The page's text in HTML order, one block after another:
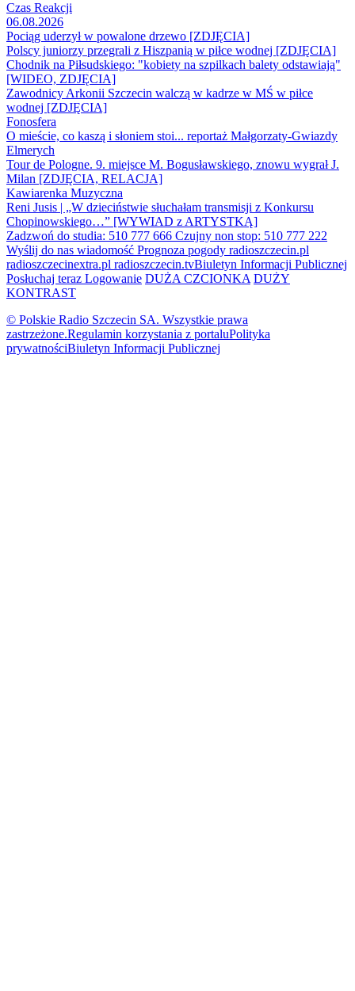
Czas Reakcji
06.08.2026
Pociąg uderzył w powalone drzewo [ZDJĘCIA]
Polscy juniorzy przegrali z Hiszpanią w piłce wodnej [ZDJĘCIA]
Chodnik na Piłsudskiego: "kobiety na szpilkach balety odstawiają"
[WIDEO, ZDJĘCIA]
Zawodnicy Arkonii Szczecin walczą w kadrze w MŚ w piłce
wodnej [ZDJĘCIA]
Fonosfera
O mieście, co kaszą i słoniem stoi... reportaż Małgorzaty-Gwiazdy
Elmerych
Tour de Pologne. 9. miejsce M. Bogusławskiego, znowu wygrał J.
Milan [ZDJĘCIA, RELACJA]
Kawiarenka Muzyczna
Reni Jusis | „W dzieciństwie słuchałam transmisji z Konkursu
Chopinowskiego…” [WYWIAD z ARTYSTKĄ]
Zadzwoń do studia: 510 777 666 Czujny non stop: 510 777 222
Wyślij do nas wiadomość Prognoza pogody radioszczecin.pl
radioszczecinextra.pl radioszczecin.tvBiuletyn Informacji Publicznej
Posłuchaj teraz Logowanie DUŻA CZCIONKA DUŻY
KONTRAST
© Polskie Radio Szczecin SA. Wszystkie prawa
zastrzeżone.Regulamin korzystania z portaluPolityka
prywatnościBiuletyn Informacji Publicznej